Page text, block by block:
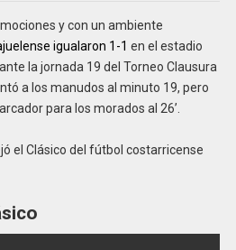
y con un ambiente
igualaron 1-1 en el estadio
la jornada 19 del Torneo Clausura
a los manudos al minuto 19, pero
para los morados al 26’.
el Clásico del fútbol costarricense